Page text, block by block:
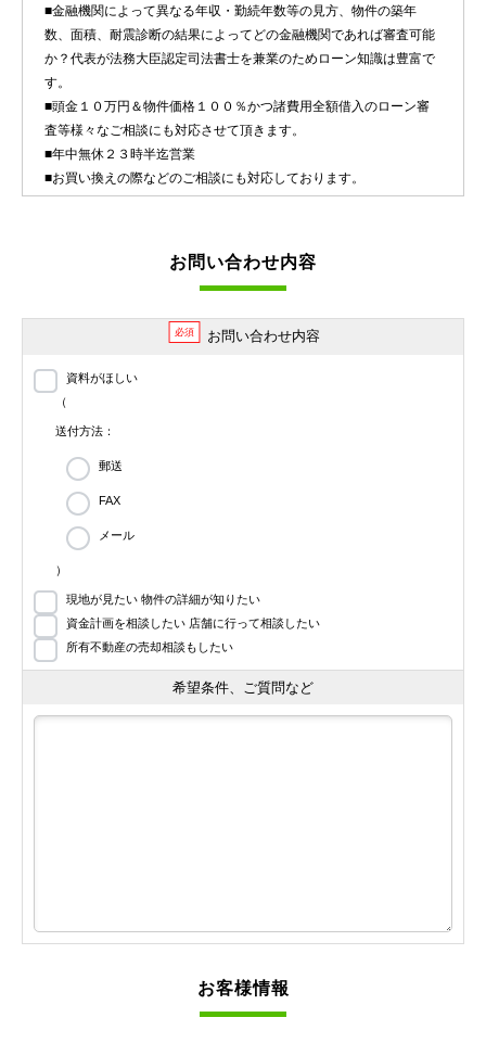
■金融機関によって異なる年収・勤続年数等の見方、物件の築年
数、面積、耐震診断の結果によってどの金融機関であれば審査可能
か？代表が法務大臣認定司法書士を兼業のためローン知識は豊富で
す。
■頭金１０万円＆物件価格１００％かつ諸費用全額借入のローン審
査等様々なご相談にも対応させて頂きます。
■年中無休２３時半迄営業
■お買い換えの際などのご相談にも対応しております。
お問い合わせ内容
必須 お問い合わせ内容
資料がほしい
（
送付方法：
郵送
FAX
メール
）
現地が見たい 物件の詳細が知りたい
資金計画を相談したい 店舗に行って相談したい
所有不動産の売却相談もしたい
希望条件、ご質問など
お客様情報